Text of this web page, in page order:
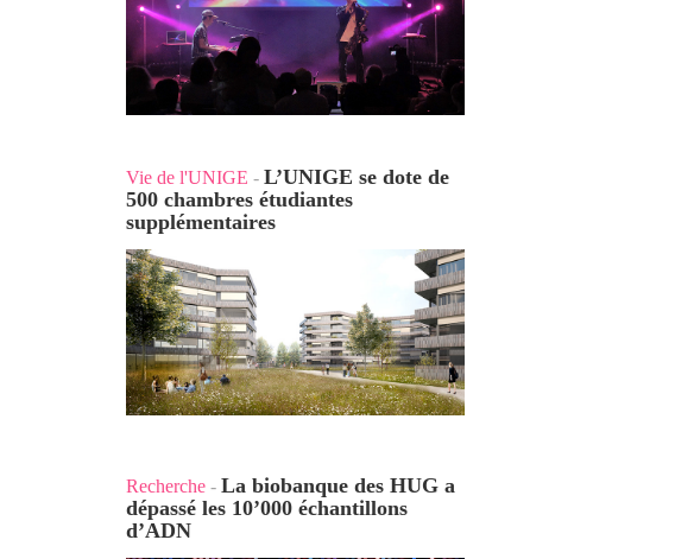
Vie de l'UNIGE - L’UNIGE se dote de
500 chambres étudiantes
supplémentaires
Recherche - La biobanque des HUG a
dépassé les 10’000 échantillons
d’ADN